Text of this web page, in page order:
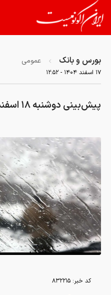
بورس و بانک عمومی
۱۷ اسفند ۱۴۰۴ - ۱۲:۵۲
پیش‌بینی دوشنبه ۱۸ اسفند ماه
کد خبر: ۸۳۲۲۱۵